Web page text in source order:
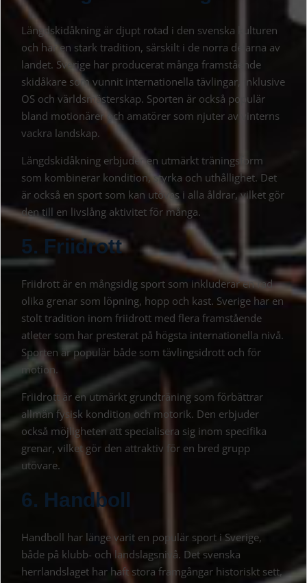
Längdskidåkning är djupt rotad i den svenska kulturen
och har en stark tradition, särskilt i de norra delarna av
landet. Sverige har producerat många framstående
skidåkare som vunnit internationella tävlingar, inklusive
OS och världsmästerskap. Sporten är också populär
bland motionärer och amatörer som njuter av vinterns
vackra landskap.
Längdskidåkning erbjuder en utmärkt träningsform
som kombinerar kondition, styrka och uthållighet. Det
är också en sport som kan utövas i alla åldrar, vilket gör
den till en livslång aktivitet för många.
5. Friidrott
Friidrott är en mångsidig sport som inkluderar en rad
olika grenar som löpning, hopp och kast. Sverige har en
stolt tradition inom friidrott med flera framstående
atleter som har presterat på högsta internationella nivå.
Sporten är populär både som tävlingsidrott och för
motion.
Friidrott är en utmärkt grundträning som förbättrar
allmän fysisk kondition och motorik. Den erbjuder
också möjligheten att specialisera sig inom specifika
grenar, vilket gör den attraktiv för en bred grupp
utövare.
6. Handboll
Handboll har länge varit en populär sport i Sverige,
både på klubb- och landslagsnivå. Det svenska
herrlandslaget har haft stora framgångar historiskt sett,